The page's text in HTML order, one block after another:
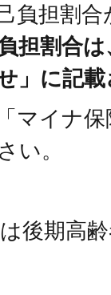
負担割
担割合
」に記
マイナ
い。
後期高